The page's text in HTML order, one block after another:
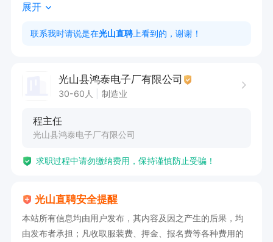
展开
联系我时请说是在光山直聘 上看到的，谢谢！
光山县鸿泰电子厂有限公司
30-60人 制造业
程主任
光山县鸿泰电子厂有限公司
求职过程中请勿缴纳费用，保持谨慎防止受骗！
光山直聘安全提醒
本站所有信息均由用户发布，其内容及因之产生的后果，均
由发布者承担；凡收取服装费、押金、报名费等各种费用的